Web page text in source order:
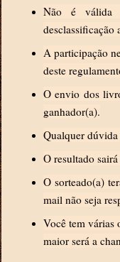
Não é válida
desclassificação
A participação
deste
O envio dos
ganhador(a).
Qualquer
O resultado
O sorteado(a)
mail não seja
Você tem várias
maior será a